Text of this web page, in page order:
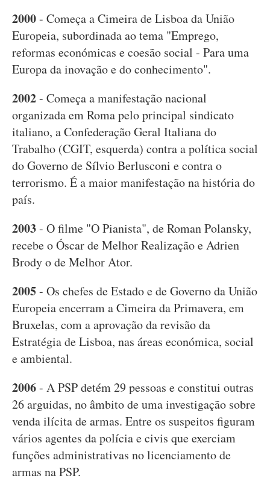
2000- Começa a Cimeira de Lisboa da União
Europeia, subordinada ao tema "Emprego,
reformas económicas e coesão social - Para uma
Europa da inovação e do conhecimento".
2002- Começa a manifestação nacional
organizada em Roma pelo principal sindicato
italiano, a Confederação Geral Italiana do
Trabalho (CGIT, esquerda) contra a política social
do Governo de Sílvio Berlusconi e contra o
terrorismo. É a maior manifestação na história do
país.
2003- O filme "O Pianista", de Roman Polansky,
recebe o Óscar de Melhor Realização e Adrien
Brody o de Melhor Ator.
2005- Os chefes de Estado e de Governo da União
Europeia encerram a Cimeira da Primavera, em
Bruxelas, com a aprovação da revisão da
Estratégia de Lisboa, nas áreas económica, social
e ambiental.
2006- A PSP detém 29 pessoas e constitui outras
26 arguidas, no âmbito de uma investigação sobre
venda ilícita de armas. Entre os suspeitos figuram
vários agentes da polícia e civis que exerciam
funções administrativas no licenciamento de
armas na PSP.